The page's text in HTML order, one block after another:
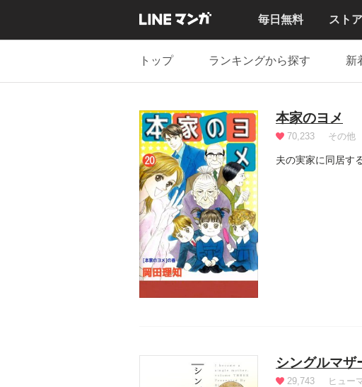
毎日無料 ストア
トップ ランキングから探す 新
本家のヨメ
70,233 その他
夫の実家に同居す
シングルマザ
29,743 ヒュー